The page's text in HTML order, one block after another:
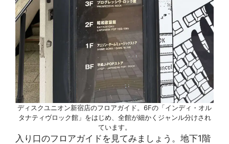
ディスクユニオン新宿店のフロアガイド。6Fの「インディ・オル
タナティヴロック館」をはじめ、全館が細かくジャンル分けされ
ています。
入り口のフロアガイドを見てみましょう。地下1階